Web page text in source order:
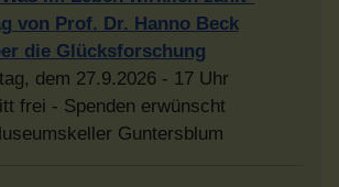
von Prof. Dr. Hanno Beck
die Glücksforschung
dem 27.9.2026 - 17 Uhr
frei - Spenden erwünscht
Guntersblum